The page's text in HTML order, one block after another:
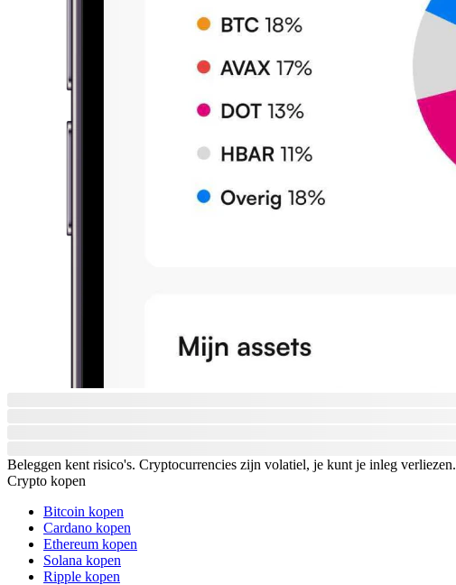
Beleggen kent risico's. Cryptocurrencies zijn volatiel, je kunt je inleg verliezen.
Crypto kopen
Bitcoin kopen
Cardano kopen
Ethereum kopen
Solana kopen
Ripple kopen